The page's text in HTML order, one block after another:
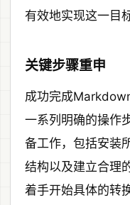
有效地实现这一目标
关键步骤重申
成功完成
一系列明确的操作
备工作，包括安装
结构以及建立合理
着手开始具体的转